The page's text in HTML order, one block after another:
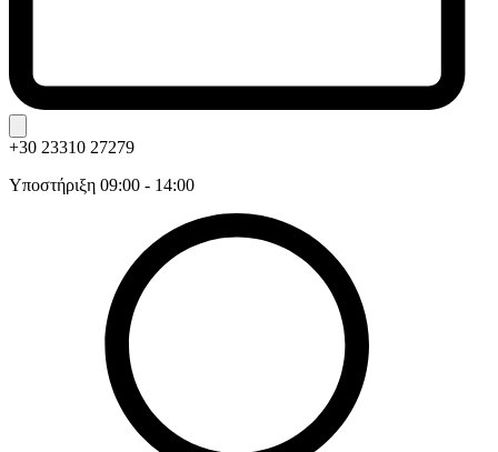
+30 23310 27279
Υποστήριξη 09:00 - 14:00